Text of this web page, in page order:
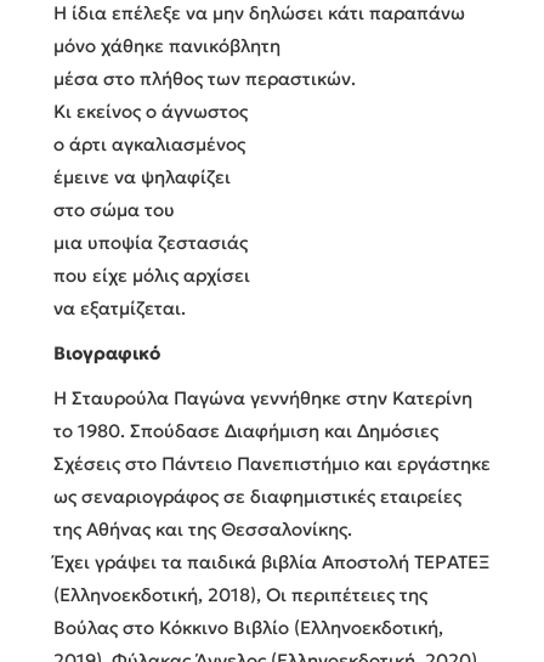
Η ίδια επέλεξε να μην δηλώσει κάτι παραπάνω
μόνο χάθηκε πανικόβλητη
μέσα στο πλήθος των περαστικών.
Κι εκείνος ο άγνωστος
ο άρτι αγκαλιασμένος
έμεινε να ψηλαφίζει
στο σώμα του
μια υποψία ζεστασιάς
που είχε μόλις αρχίσει
να εξατμίζεται.
Βιογραφικό
Η Σταυρούλα Παγώνα γεννήθηκε στην Κατερίνη
το 1980. Σπούδασε Διαφήμιση και Δημόσιες
Σχέσεις στο Πάντειο Πανεπιστήμιο και εργάστηκε
ως σεναριογράφος σε διαφημιστικές εταιρείες
της Αθήνας και της Θεσσαλονίκης.
Έχει γράψει τα παιδικά βιβλία Αποστολή ΤΕΡΑΤΕΞ
(Ελληνοεκδοτική, 2018), Οι περιπέτειες της
Βούλας στο Κόκκινο Βιβλίο (Ελληνοεκδοτική,